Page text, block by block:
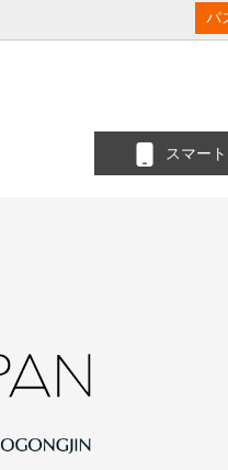
パ
スマー